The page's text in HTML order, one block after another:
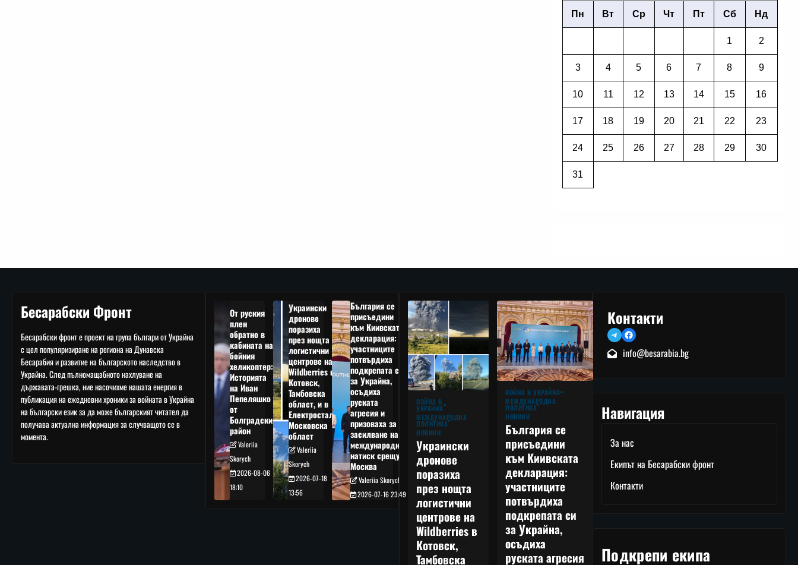
Пн Вт Ср Чт Пт Сб Нд
1 2
3 4 5 6 7 8 9
10 11 12 13 14 15 16
17 18 19 20 21 22 23
24 25 26 27 28 29 30
31
Бесарабски Фронт
Бесарабски фронт е проект на група българи от Украйна
с цел популяризиране на региона на Дунавска
Бесарабия и развитие на българското наследство в
Украйна. След пълномащабното нахлуване на
държавата-грешка, ние насочихме нашата енергия в
публикация на ежедневни хроники за войната в Украйна
на български език за да може българският читател да
получава актуална информация за случващото се в
момента.
От руския
плен
обратно в
кабината на
бойния
хеликоптер:
Историята
на Иван
Пепеляшко
от
Болградския
район
Valeriia
Skorych
2026-08-06
18:10
Украински
дронове
поразиха
през нощта
логистични
центрове на
Wildberries в
Котовск,
Тамбовска
област, и в
Електростал,
Московска
област
Valeriia
Skorych
2026-07-18
13:56
България се
присъедини
към Киивската
декларация:
участниците
потвърдиха
подкрепата си
за Украйна,
осъдиха
руската
агресия и
призоваха за
засилване на
международния
натиск срещу
Москва
Valeriia Skorych
2026-07-16 23:49
ВОЙНА В
УКРАЙНА
МЕЖДУНАРОДНА
ПОЛИТИКА
НОВИНИ
Украински
дронове
поразиха
през нощта
логистични
центрове на
Wildberries в
Котовск,
Тамбовска
ВОЙНА В УКРАЙНА
МЕЖДУНАРОДНА
ПОЛИТИКА
НОВИНИ
България се
присъедини
към Киивската
декларация:
участниците
потвърдиха
подкрепата си
за Украйна,
осъдиха
руската агресия
Контакти
TelegramFacebook
info@besarabia.bg
Навигация
За нас
Екипът на Бесарабски фронт
Контакти
Подкрепи екипа